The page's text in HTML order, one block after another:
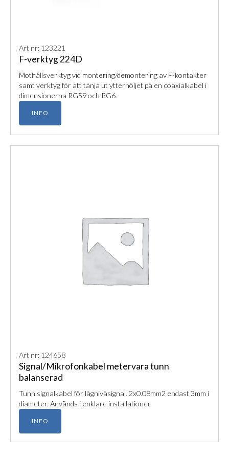
Art nr: 123221
F-verktyg 224D
Mothållsverktyg vid montering/demontering av F-kontakter
samt verktyg för att tänja ut ytterhöljet på en coaxialkabel i
dimensionerna RG59 och RG6.
INFO
Art nr: 124658
Signal/Mikrofonkabel metervara tunn
balanserad
Tunn signalkabel för lågnivåsignal. 2x0.08mm2 endast 3mm i
diameter. Används i enklare installationer.
INFO